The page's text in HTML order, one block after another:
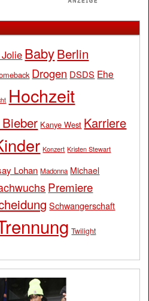
BabyBerlin
Drogen DSDS Ehe
Hochzeit
Kanye West Karriere
Konzert Kristen Stewart
Lohan Madonna Michael
Premiere
Schwangerschaft
Twilight